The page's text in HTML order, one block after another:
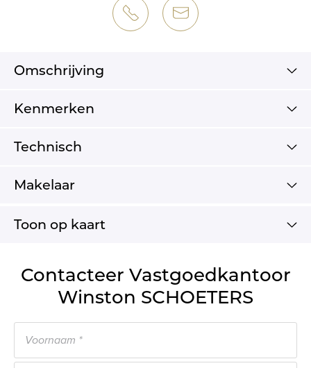
Omschrijving
Kenmerken
Technisch
Makelaar
Toon op kaart
Contacteer Vastgoedkantoor
Winston SCHOETERS